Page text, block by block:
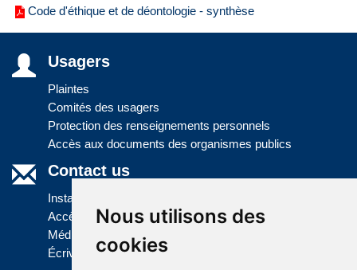
Nous utilisons des
cookies
Code d'éthique et de déontologie - synthèse
Usagers
Plaintes
Comités des usagers
Protection des renseignements personnels
Accès aux documents des organismes publics
Contact us
Installations
Accès à l'information
Médias
Écrivez-nous